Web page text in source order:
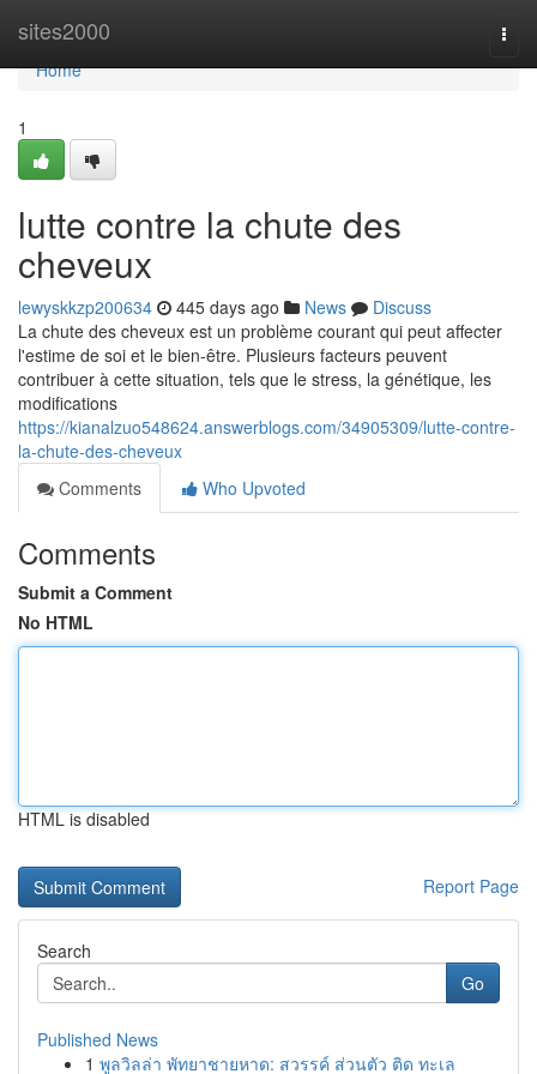
sites2000
Home
Home
1
lutte contre la chute des
cheveux
lewyskkzp200634 445 days ago News
Discuss
La chute des cheveux est un problème courant qui peut affecter
l'estime de soi et le bien-être. Plusieurs facteurs peuvent
contribuer à cette situation, tels que le stress, la génétique, les
modifications
https://kianalzuo548624.answerblogs.com/34905309/lutte-contre-
la-chute-des-cheveux
Comments
Who Upvoted
Comments
Submit a Comment
No HTML
HTML is disabled
Report Page
Search
Go
Published News
1 พูลวิลล่า พัทยาชายหาด: สวรรค์ ส่วนตัว ติด ทะเล